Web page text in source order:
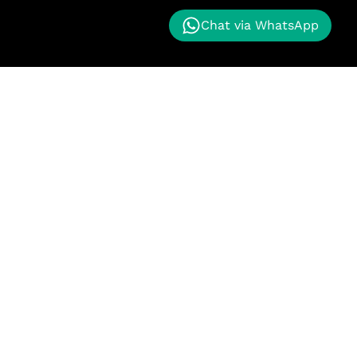
Chat via WhatsApp